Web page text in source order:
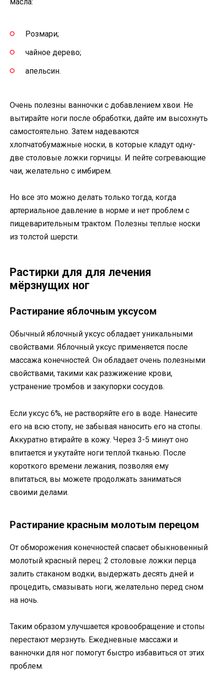
Розмари;
чайное дерево;
апельсин.
Очень полезны ванночки с добавлением хвои. Не
вытирайте ноги после обработки, дайте им высохнуть
самостоятельно. Затем надеваются
хлопчатобумажные носки, в которые кладут одну-
две столовые ложки горчицы. И пейте согревающие
чаи, желательно с имбирем.
Но все это можно делать только тогда, когда
артериальное давление в норме и нет проблем с
пищеварительным трактом. Полезны теплые носки
из толстой шерсти.
Растирки для для лечения
мёрзнущих ног
Растирание яблочным уксусом
Обычный яблочный уксус обладает уникальными
свойствами. Яблочный уксус применяется после
массажа конечностей. Он обладает очень полезными
свойствами, такими как разжижение крови,
устранение тромбов и закупорки сосудов.
Если уксус 6%, не растворяйте его в воде. Нанесите
его на всю стопу, не забывая наносить его на стопы.
Аккуратно втирайте в кожу. Через 3-5 минут оно
впитается и укутайте ноги теплой тканью. После
короткого времени лежания, позволяя ему
впитаться, вы можете продолжать заниматься
своими делами.
Растирание красным молотым перецом
От обморожения конечностей спасает обыкновенный
молотый красный перец: 2 столовые ложки перца
залить стаканом водки, выдержать десять дней и
процедить, смазывать ноги, желательно перед сном
на ночь.
Таким образом улучшается кровообращение и стопы
перестают мерзнуть. Ежедневные массажи и
ванночки для ног помогут быстро избавиться от этих
проблем.